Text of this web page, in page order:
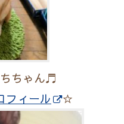
ちゃん♬
フィール ☆